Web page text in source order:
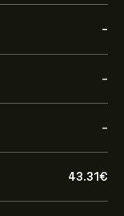
-
-
-
43.31‎€‎